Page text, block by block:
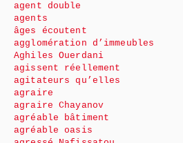
agent double
agents
âges écoutent
agglomération d’immeubles
Aghiles Ouerdani
agissent réellement
agitateurs qu’elles
agraire
agraire Chayanov
agréable bâtiment
agréable oasis